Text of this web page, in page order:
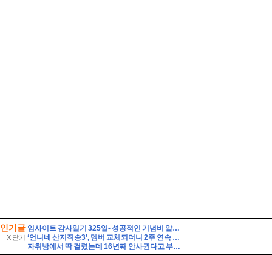
인기글
X 닫기
임사이트 감사일기 325일- 성공적인 기념비 알바, 시계줄 줄이기
‘언니네 산지직송3’, 멤버 교체되더니 2주 연속 동시간대 시청률 1위 찍었다[美친 시청률]
자취방에서 딱 걸렸는데 16년째 안사귄다고 부인한 응팔 커플은?